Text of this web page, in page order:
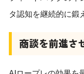
タ認知を継続的に鍛
商談を前進さ